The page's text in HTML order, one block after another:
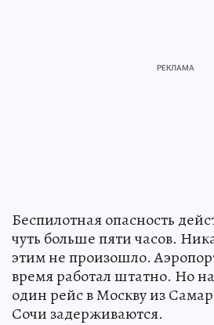
Беспилотная опасность
чуть больше пяти часов.
этим не произошло.
время работал штатно. Но
один рейс в Москву из
Сочи задерживаются.